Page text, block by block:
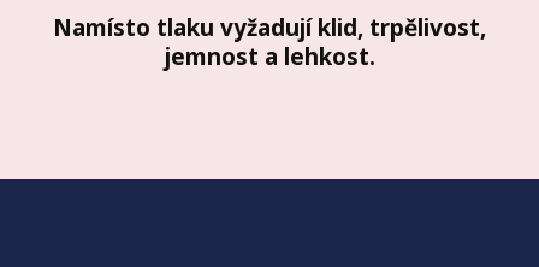
Namísto tlaku vyžadují klid, trpělivost,
jemnost a lehkost.